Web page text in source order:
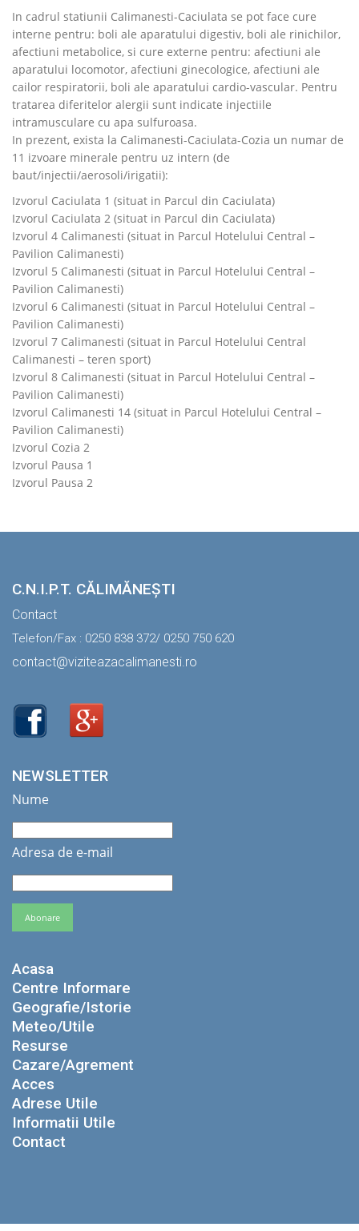
In cadrul statiunii Calimanesti-Caciulata se pot face cure
interne pentru: boli ale aparatului digestiv, boli ale rinichilor,
afectiuni metabolice, si cure externe pentru: afectiuni ale
aparatului locomotor, afectiuni ginecologice, afectiuni ale
cailor respiratorii, boli ale aparatului cardio-vascular. Pentru
tratarea diferitelor alergii sunt indicate injectiile
intramusculare cu apa sulfuroasa.
In prezent, exista la Calimanesti-Caciulata-Cozia un numar de
11 izvoare minerale pentru uz intern (de
baut/injectii/aerosoli/irigatii):
Izvorul Caciulata 1 (situat in Parcul din Caciulata)
Izvorul Caciulata 2 (situat in Parcul din Caciulata)
Izvorul 4 Calimanesti (situat in Parcul Hotelului Central –
Pavilion Calimanesti)
Izvorul 5 Calimanesti (situat in Parcul Hotelului Central –
Pavilion Calimanesti)
Izvorul 6 Calimanesti (situat in Parcul Hotelului Central –
Pavilion Calimanesti)
Izvorul 7 Calimanesti (situat in Parcul Hotelului Central
Calimanesti – teren sport)
Izvorul 8 Calimanesti (situat in Parcul Hotelului Central –
Pavilion Calimanesti)
Izvorul Calimanesti 14 (situat in Parcul Hotelului Central –
Pavilion Calimanesti)
Izvorul Cozia 2
Izvorul Pausa 1
Izvorul Pausa 2
C.N.I.P.T. CĂLIMĂNEŞTI
Contact
Telefon/Fax : 0250 838 372/ 0250 750 620
contact@viziteazacalimanesti.ro
NEWSLETTER
Nume
Adresa de e-mail
Acasa
Centre Informare
Geografie/Istorie
Meteo/Utile
Resurse
Cazare/Agrement
Acces
Adrese Utile
Informatii Utile
Contact